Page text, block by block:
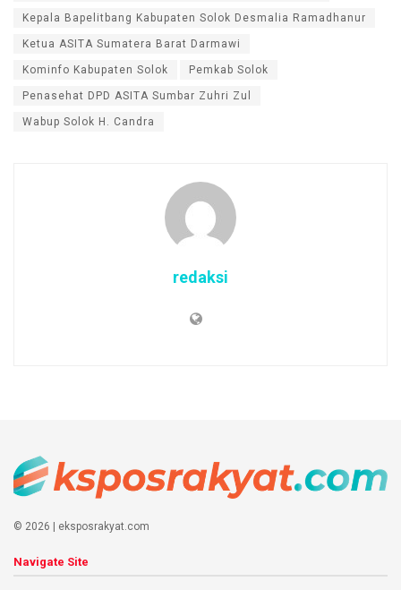
Kepala Bapelitbang Kabupaten Solok Desmalia Ramadhanur
Ketua ASITA Sumatera Barat Darmawi
Kominfo Kabupaten Solok Pemkab Solok
Penasehat DPD ASITA Sumbar Zuhri Zul
Wabup Solok H. Candra
redaksi
© 2026 | eksposrakyat.com
Navigate Site